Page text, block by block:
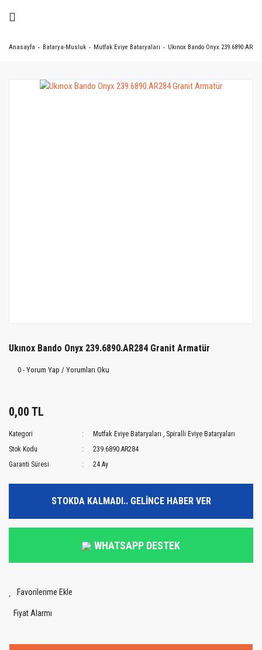
Anasayfa Batarya-Musluk Mutfak Eviye Bataryaları Ukınox Bando Onyx
Ukınox Bando Onyx 239.6890.AR284 Granit Armatür
0 - Yorum Yap / Yorumları Oku
0,00 TL
Kategori Mutfak Eviye Bataryaları , Spiralli Eviye Bataryaları
Stok Kodu
239.6890.AR284
Garanti Süresi
24 Ay
STOKDA KALMADI.. GELİNCE HABER VER
WHATSAPP DESTEK
Fiyat Alarmı